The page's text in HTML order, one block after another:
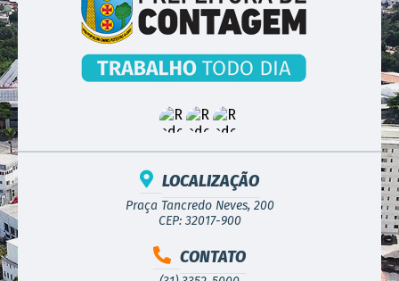
LOCALIZAÇÃO
Praça Tancredo Neves, 200
CEP: 32017-900
CONTATO